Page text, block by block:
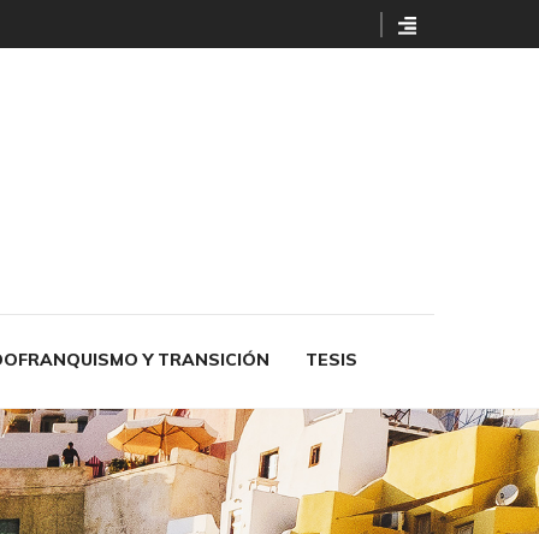
Y TRANSICIÓN TESIS